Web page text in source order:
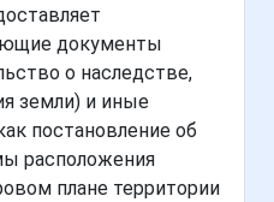
документы
о наследстве,
земли) и иные
постановление об
расположения
плане территории